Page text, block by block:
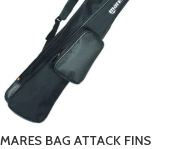
MARES BAG ATTACK FINS